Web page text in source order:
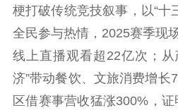
思想政治教育 爱国主义
红色资源
用
新闻出
梗打破传统竞技叙事，以“十
全民参与热情，2025赛季现
线上直播观看超22亿次；
济”带动餐饮、文旅消费增长
区借赛事营收猛涨300%，